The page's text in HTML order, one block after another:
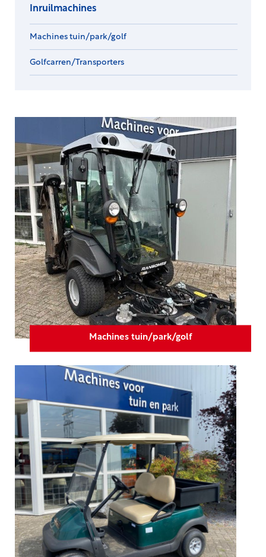
Inruilmachines
Machines tuin/park/golf
Golfcarren/Transporters
Machines tuin/park/golf